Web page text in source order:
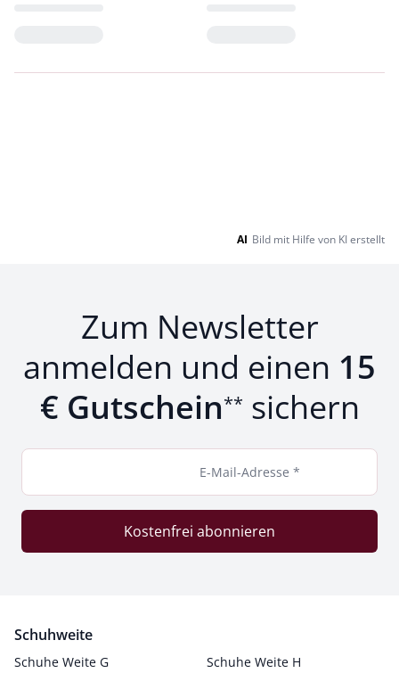
AI Bild mit Hilfe von KI erstellt
Zum Newsletter
anmelden und einen 15
€ Gutschein** sichern
E-Mail-Adresse *
Kostenfrei abonnieren
Schuhweite
Schuhe Weite G
Schuhe Weite H